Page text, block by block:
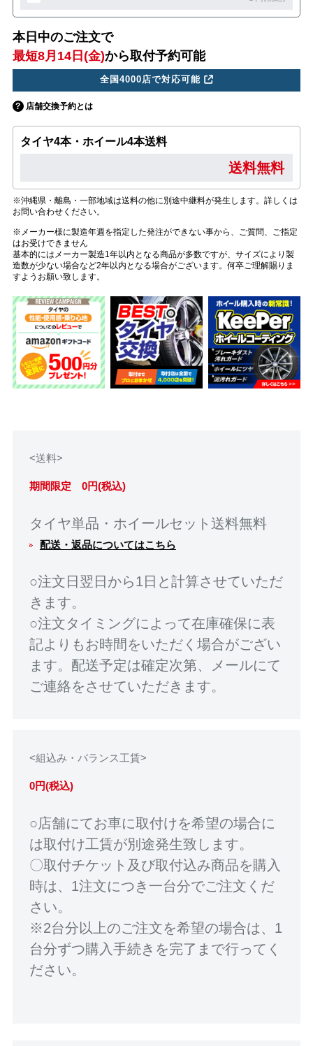
本日中のご注文で
最短8月14日(金)から取付予約可能
全国4000店で対応可能
店舗交換予約とは
タイヤ4本・ホイール4本送料
送料無料
※沖縄県・離島・一部地域は送料の他に別途中継料が発生します。詳しくは
お問い合わせください。
※メーカー様に製造年週を指定した発注ができない事から、ご質問、ご指定
はお受けできません
基本的にはメーカー製造1年以内となる商品が多数ですが、サイズにより製
造数が少ない場合など2年以内となる場合がございます。何卒ご理解賜りま
すようお願い致します。
<送料>
期間限定 0円(税込)
タイヤ単品・ホイールセット送料無料
配送・返品についてはこちら
○注文日翌日から1日と計算させていただ
きます。
○注文タイミングによって在庫確保に表
記よりもお時間をいただく場合がござい
ます。配送予定は確定次第、メールにて
ご連絡をさせていただきます。
<組込み・バランス工賃>
0円(税込)
○店舗にてお車に取付けを希望の場合に
は取付け工賃が別途発生致します。
〇取付チケット及び取付込み商品を購入
時は、1注文につき一台分でご注文くだ
さい。
※2台分以上のご注文を希望の場合は、1
台分ずつ購入手続きを完了まで行ってく
ださい。